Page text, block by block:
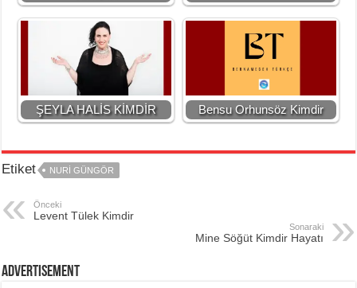
ŞEYLA HALİS KİMDİR Bensu Orhunsöz Kimdir
Etiket NURI GÜNGÖR
Önceki
Levent Tülek Kimdir
Sonaraki
Mine Söğüt Kimdir Hayatı
Advertisement